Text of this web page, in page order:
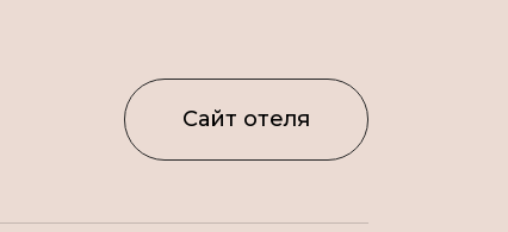
Сайт отеля